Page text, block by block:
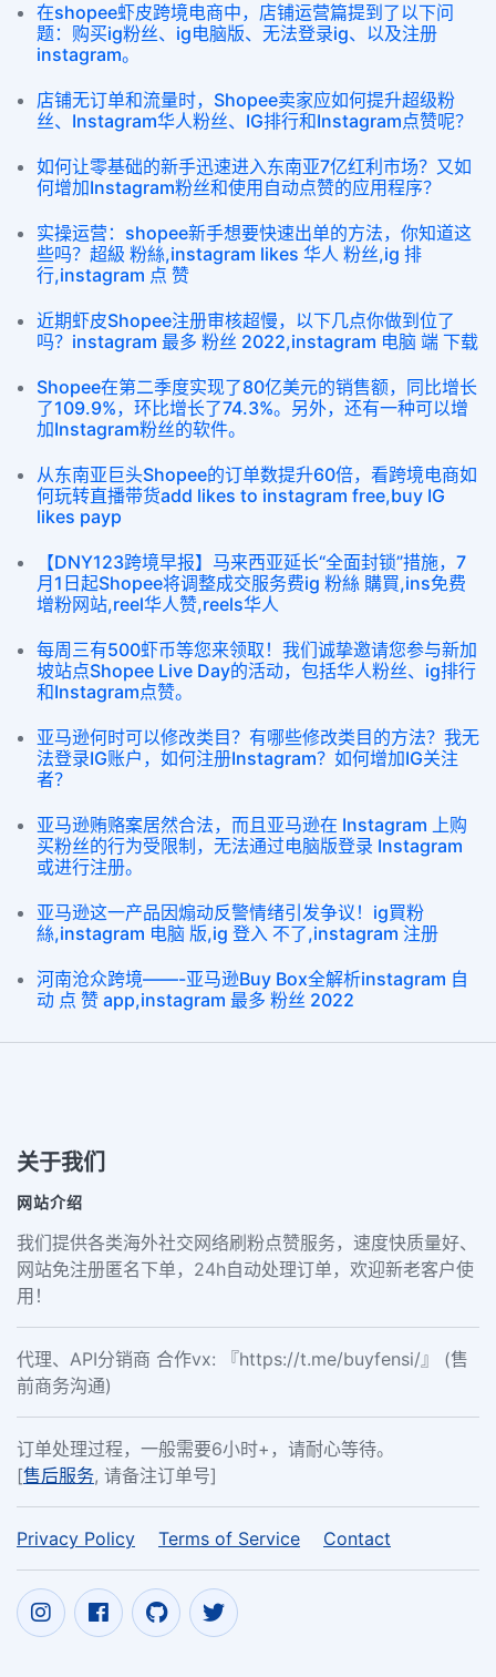
在shopee虾皮跨境电商中，店铺运营篇提到了以下问
题：购买ig粉丝、ig电脑版、无法登录ig、以及注册
instagram。
店铺无订单和流量时，Shopee卖家应如何提升超级粉
丝、Instagram华人粉丝、IG排行和Instagram点赞呢？
如何让零基础的新手迅速进入东南亚7亿红利市场？又如
何增加Instagram粉丝和使用自动点赞的应用程序？
实操运营：shopee新手想要快速出单的方法，你知道这
些吗？超級 粉絲,instagram likes 华人 粉丝,ig 排
行,instagram 点 赞
近期虾皮Shopee注册审核超慢，以下几点你做到位了
吗？instagram 最多 粉丝 2022,instagram 电脑 端 下载
Shopee在第二季度实现了80亿美元的销售额，同比增长
了109.9%，环比增长了74.3%。另外，还有一种可以增
加Instagram粉丝的软件。
从东南亚巨头Shopee的订单数提升60倍，看跨境电商如
何玩转直播带货add likes to instagram free,buy IG
likes payp
【DNY123跨境早报】马来西亚延长“全面封锁”措施，7
月1日起Shopee将调整成交服务费ig 粉絲 購買,ins免费
增粉网站,reel华人赞,reels华人
每周三有500虾币等您来领取！我们诚挚邀请您参与新加
坡站点Shopee Live Day的活动，包括华人粉丝、ig排行
和Instagram点赞。
亚马逊何时可以修改类目？有哪些修改类目的方法？我无
法登录IG账户，如何注册Instagram？如何增加IG关注
者？
亚马逊贿赂案居然合法，而且亚马逊在 Instagram 上购
买粉丝的行为受限制，无法通过电脑版登录 Instagram
或进行注册。
亚马逊这一产品因煽动反警情绪引发争议！ig買粉
絲,instagram 电脑 版,ig 登入 不了,instagram 注册
河南沧众跨境——-亚马逊Buy Box全解析instagram 自
动 点 赞 app,instagram 最多 粉丝 2022
关于我们
网站介绍
我们提供各类海外社交网络刷粉点赞服务，速度快质量好、
网站免注册匿名下单，24h自动处理订单，欢迎新老客户使
用！
代理、API分销商 合作vx: 『https://t.me/buyfensi/』 (售
前商务沟通)
订单处理过程，一般需要6小时+，请耐心等待。
[售后服务, 请备注订单号]
Privacy Policy Terms of Service Contact